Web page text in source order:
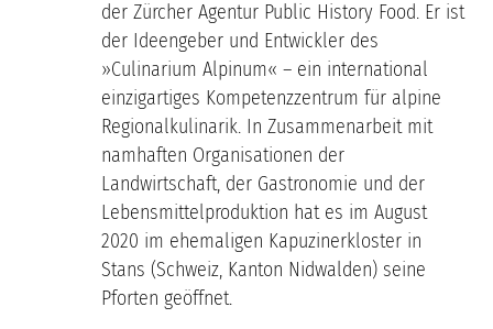
der Zürcher Agentur Public History Food. Er ist
der Ideengeber und Entwickler des
»Culinarium Alpinum« – ein international
einzigartiges Kompetenzzentrum für alpine
Regionalkulinarik. In Zusammenarbeit mit
namhaften Organisationen der
Landwirtschaft, der Gastronomie und der
Lebensmittelproduktion hat es im August
2020 im ehemaligen Kapuzinerkloster in
Stans (Schweiz, Kanton Nidwalden) seine
Pforten geöffnet.